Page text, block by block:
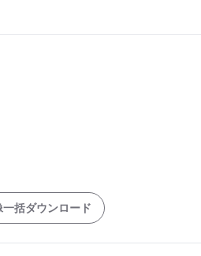
一括ダウンロード